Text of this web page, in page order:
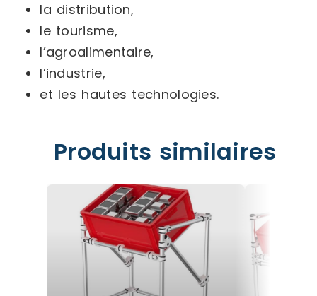
la distribution,
le tourisme,
l’agroalimentaire,
l’industrie,
et les hautes technologies.
Produits similaires